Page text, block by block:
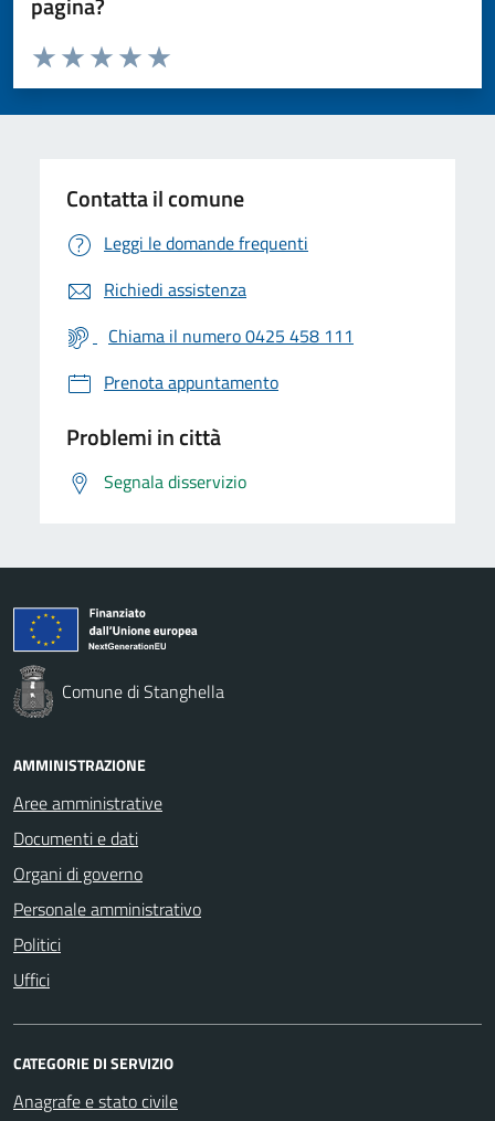
Valuta da 1 a 5 stelle la pagina
Valuta 5 stelle su 5
Valuta 4 stelle su 5
Valuta 3 stelle su 5
Valuta 2 stelle su 5
Valuta 1 stelle su 5
Contatta il comune
Leggi le domande frequenti
Richiedi assistenza
Chiama il numero 0425 458 111
Prenota appuntamento
Problemi in città
Segnala disservizio
Comune di Stanghella
AMMINISTRAZIONE
Aree amministrative
Documenti e dati
Organi di governo
Personale amministrativo
Politici
Uffici
CATEGORIE DI SERVIZIO
Anagrafe e stato civile